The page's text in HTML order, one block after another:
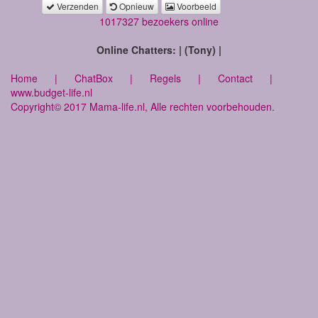
Verzenden Opnieuw Voorbeeld
1017327 bezoekers online
Online Chatters: | (Tony) |
Home | ChatBox | Regels | Contact |
www.budget-life.nl
Copyright© 2017 Mama-life.nl, Alle rechten voorbehouden.